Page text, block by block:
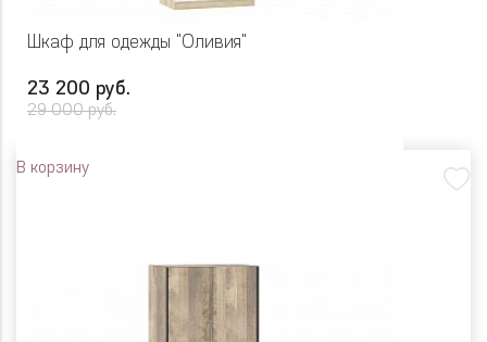
Шкаф для одежды "Оливия"
23 200 руб.
29 000 руб.
В корзину